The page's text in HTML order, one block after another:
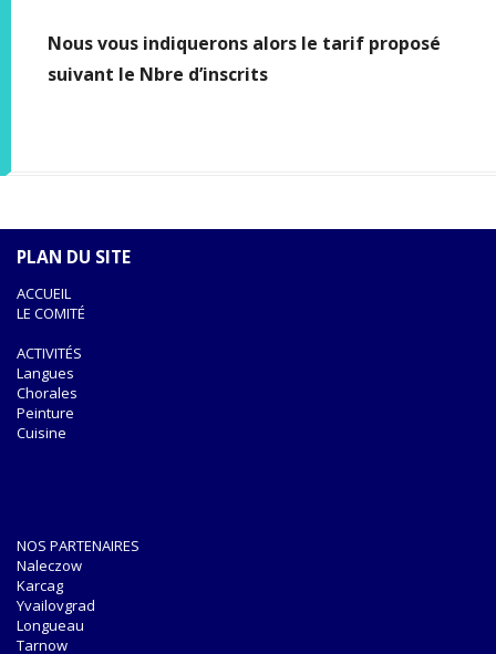
Nous vous indiquerons alors le tarif proposé
suivant le Nbre d’inscrits
PLAN DU SITE
ACCUEIL
LE COMITÉ
ACTIVITÉS
Langues
Chorales
Peinture
Cuisine
NOS PARTENAIRES
Naleczow
Karcag
Yvailovgrad
Longueau
Tarnow